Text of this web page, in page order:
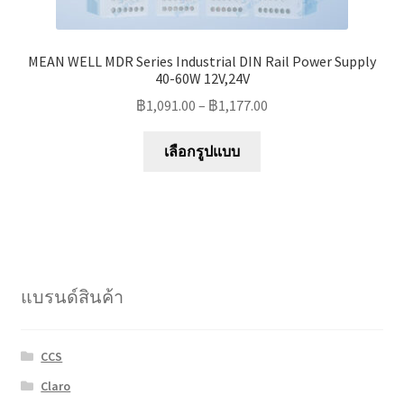
MEAN WELL MDR Series Industrial DIN Rail Power Supply
40-60W 12V,24V
฿1,091.00 – ฿1,177.00
เลือกรูปแบบ
แบรนด์สินค้า
CCS
Claro